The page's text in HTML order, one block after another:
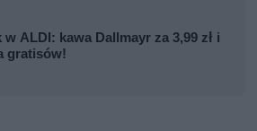
w ALDI: kawa Dallmayr za 3,99 zł i
gratisów!